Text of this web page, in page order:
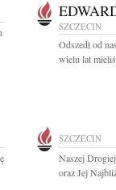
SZCZECIN
Odszedł od
wielu lat
SZCZECIN
Naszej
oraz Jej